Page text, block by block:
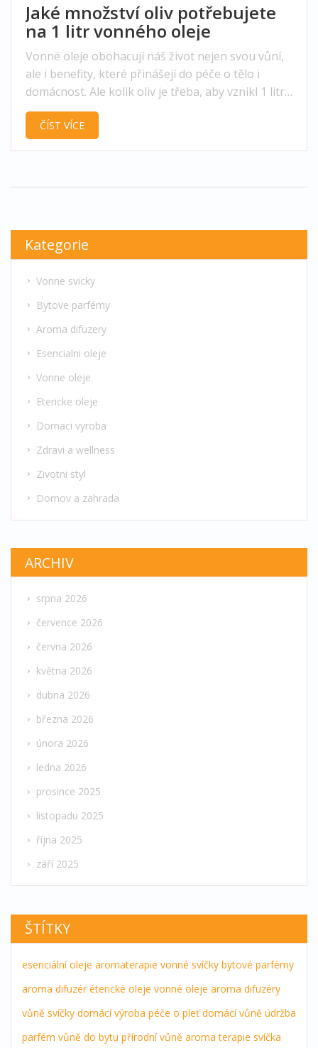
Jaké množství oliv potřebujete
na 1 litr vonného oleje
Vonné oleje obohacují náš život nejen svou vůní,
ale i benefity, které přinášejí do péče o tělo i
domácnost. Ale kolik oliv je třeba, aby vznikl 1 litr
voňavého a kvalitního oleje? V tomto článku se
ponoříme do tajemství výroby oleje, zjistíme, jaké
ČÍST VÍCE
Kategorie
Vonne svicky
Bytove parfémy
Aroma difuzery
Esencialni oleje
Vonne oleje
Etericke oleje
Domaci vyroba
Zdravi a wellness
Zivotni styl
Domov a zahrada
ARCHIV
srpna 2026
července 2026
června 2026
května 2026
dubna 2026
března 2026
února 2026
ledna 2026
prosince 2025
listopadu 2025
října 2025
září 2025
ŠTÍTKY
esenciální oleje aromaterapie vonné svíčky bytové parfémy
aroma difuzér éterické oleje vonné oleje aroma difuzéry
vůně svíčky domácí výroba péče o pleť domácí vůně údržba
parfém vůně do bytu přírodní vůně aroma terapie svíčka